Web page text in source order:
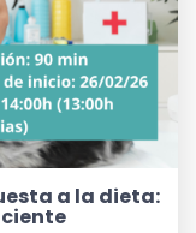
a la dieta: